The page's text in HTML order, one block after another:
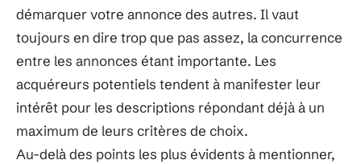
démarquer votre annonce des autres. Il vaut
toujours en dire trop que pas assez, la concurrence
entre les annonces étant importante. Les
acquéreurs potentiels tendent à manifester leur
intérêt pour les descriptions répondant déjà à un
maximum de leurs critères de choix.
Au-delà des points les plus évidents à mentionner,